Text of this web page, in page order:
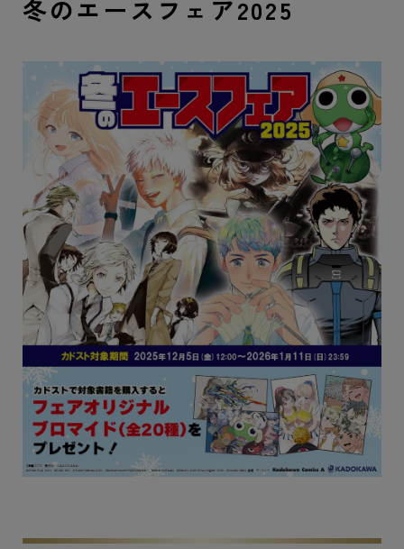
冬のエースフェア2025